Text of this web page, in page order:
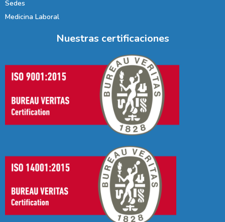
Sedes
Medicina Laboral
Nuestras certificaciones